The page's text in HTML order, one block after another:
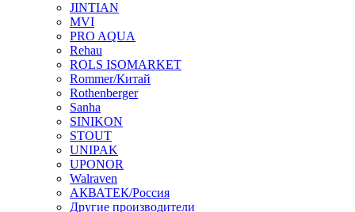
JINTIAN
MVI
PRO AQUA
Rehau
ROLS ISOMARKET
Rommer/Китай
Rothenberger
Sanha
SINIKON
STOUT
UNIPAK
UPONOR
Walraven
АКВАТЕК/Россия
Другие производители